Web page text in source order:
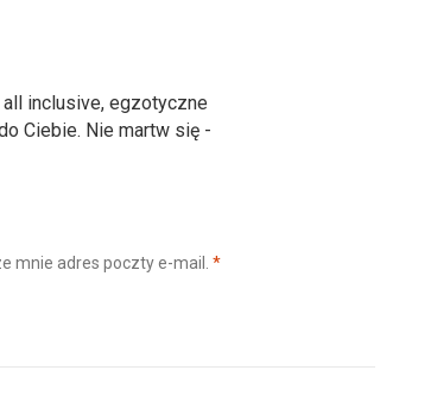
inclusive, egzotyczne
Ciebie. Nie martw się -
mnie adres poczty e-mail. *(wymagane)